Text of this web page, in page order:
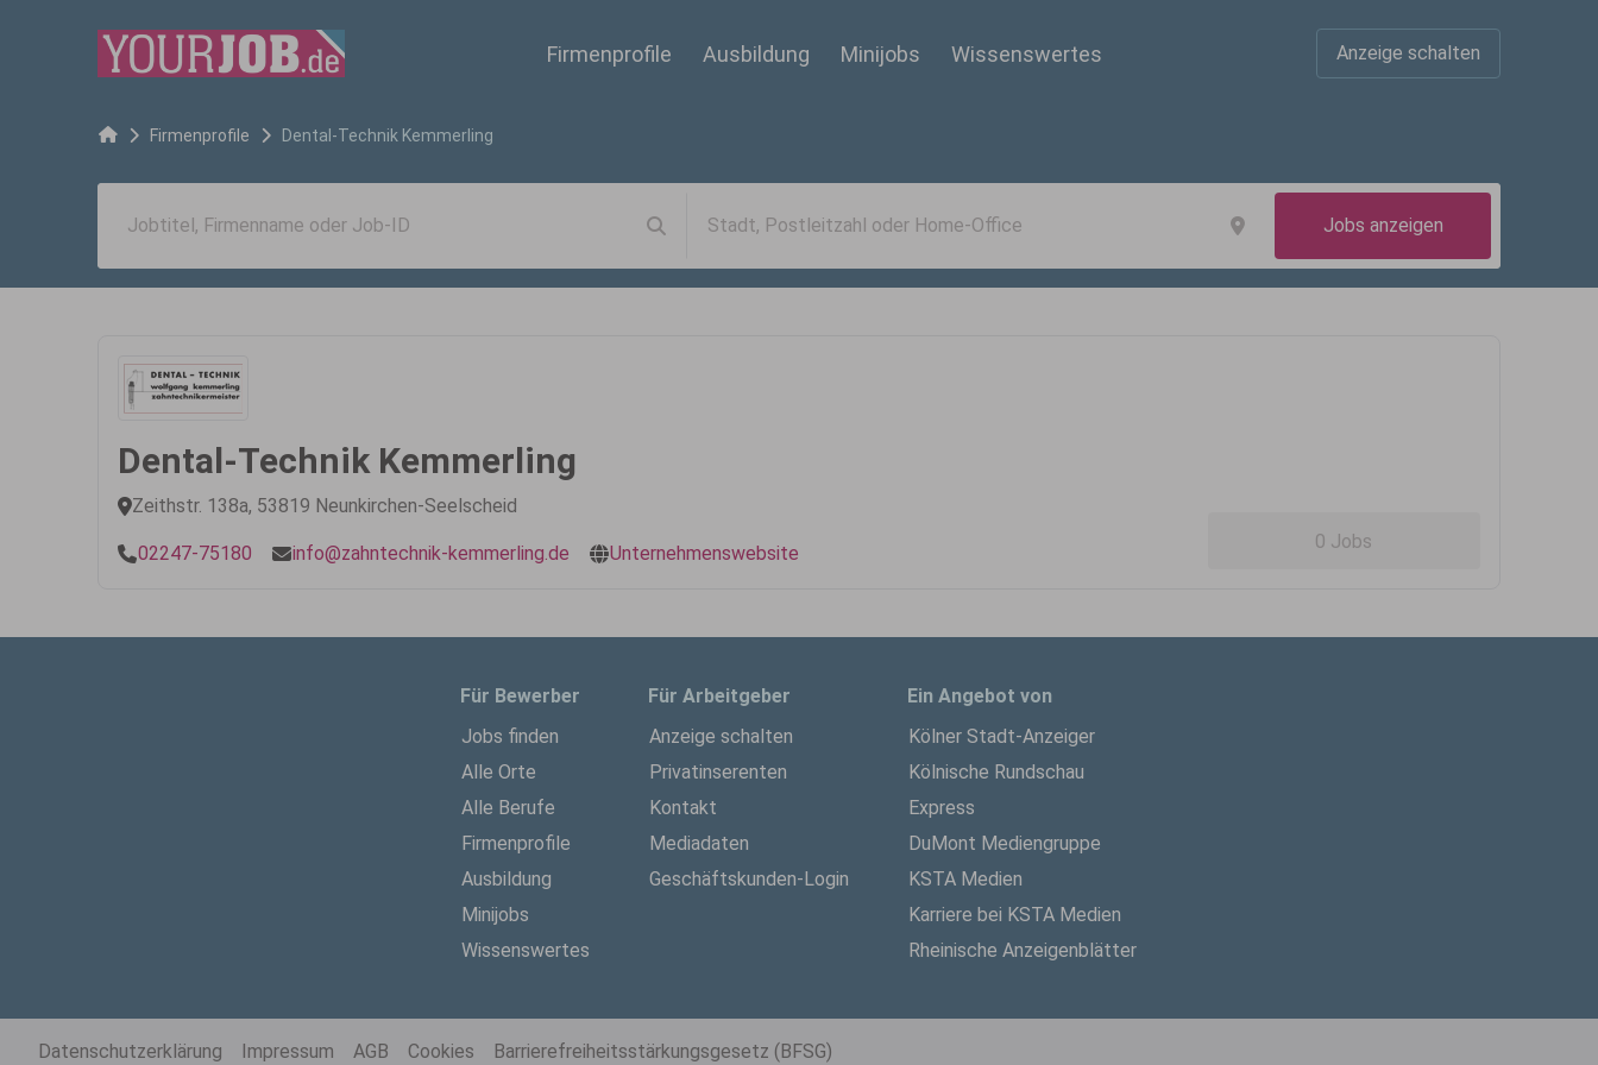
Firmenprofile Ausbildung Minijobs Wissenswertes Anzeige schalten
Firmenprofile Dental-Technik Kemmerling
Jobs anzeigen
Dental-Technik Kemmerling
Zeithstr. 138a, 53819 Neunkirchen-Seelscheid
02247-75180 info@zahntechnik-kemmerling.de Unternehmenswebsite
0 Jobs
Für Bewerber
Jobs finden
Alle Orte
Alle Berufe
Firmenprofile
Ausbildung
Minijobs
Wissenswertes
Für Arbeitgeber
Anzeige schalten
Privatinserenten
Kontakt
Mediadaten
Geschäftskunden-Login
Ein Angebot von
Kölner Stadt-Anzeiger
Kölnische Rundschau
Express
DuMont Mediengruppe
KSTA Medien
Karriere bei KSTA Medien
Rheinische Anzeigenblätter
Datenschutzerklärung Impressum AGB Cookies Barrierefreiheitsstärkungsgesetz (BFSG)